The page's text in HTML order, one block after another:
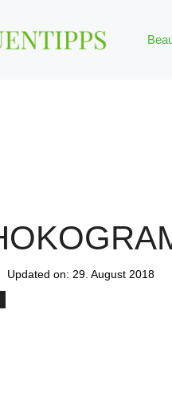
Updated on: 29. August 2018